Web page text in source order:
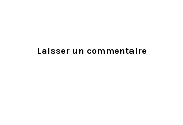
Laisser un commentaire